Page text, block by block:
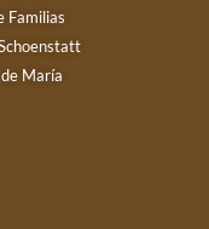
Familias
María